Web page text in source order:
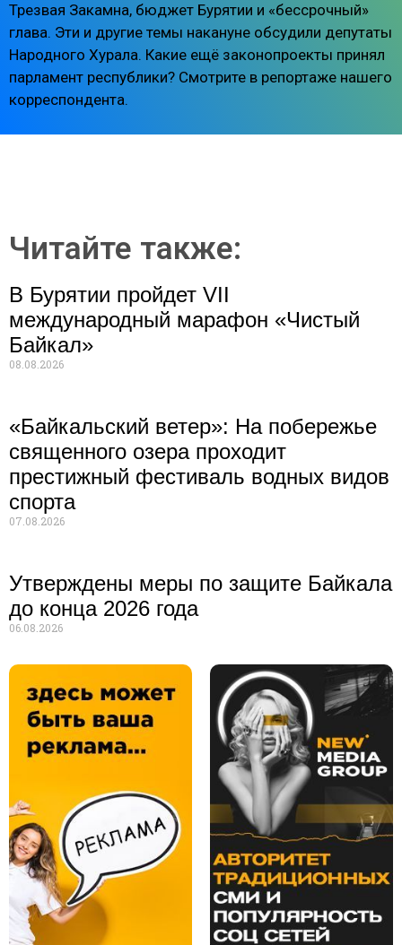
Трезвая Закамна, бюджет Бурятии и «бессрочный»
глава. Эти и другие темы накануне обсудили депутаты
Народного Хурала. Какие ещё законопроекты принял
парламент республики? Смотрите в репортаже нашего
корреспондента.
Читайте также:
В Бурятии пройдет VII
международный марафон «Чистый
Байкал»
08.08.2026
«Байкальский ветер»: На побережье
священного озера проходит
престижный фестиваль водных видов
спорта
07.08.2026
Утверждены меры по защите Байкала
до конца 2026 года
06.08.2026